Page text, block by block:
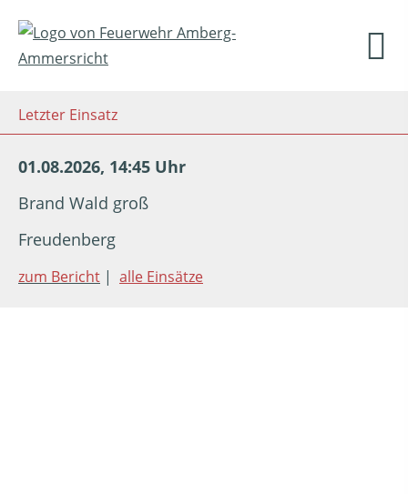
Letzter Einsatz
01.08.2026, 14:45 Uhr
Brand Wald groß
Freudenberg
zum Bericht | alle Einsätze